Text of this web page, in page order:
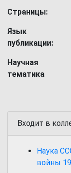
Страницы:
Язык
публикации:
Научная
тематика
Входит в
Наука
войны